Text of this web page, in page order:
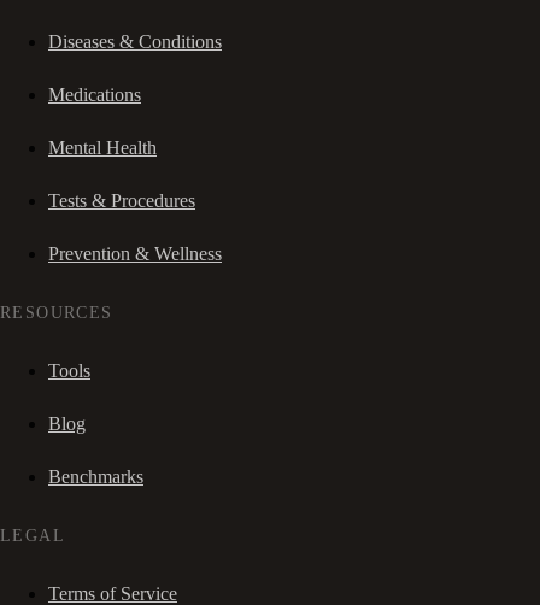
Diseases & Conditions
Medications
Mental Health
Tests & Procedures
Prevention & Wellness
RESOURCES
Tools
Blog
Benchmarks
LEGAL
Terms of Service